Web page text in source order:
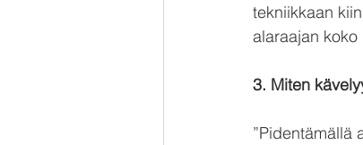
tekniikkaan
alaraajan koko
3. Miten
”Pidentämällä